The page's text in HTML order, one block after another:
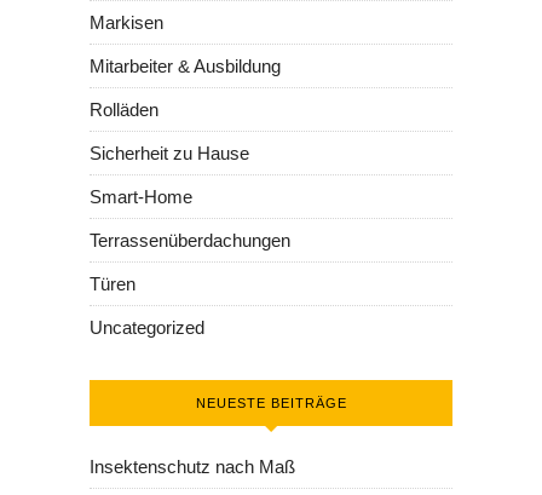
Markisen
Mitarbeiter & Ausbildung
Rolläden
Sicherheit zu Hause
Smart-Home
Terrassenüberdachungen
Türen
Uncategorized
NEUESTE BEITRÄGE
Insektenschutz nach Maß